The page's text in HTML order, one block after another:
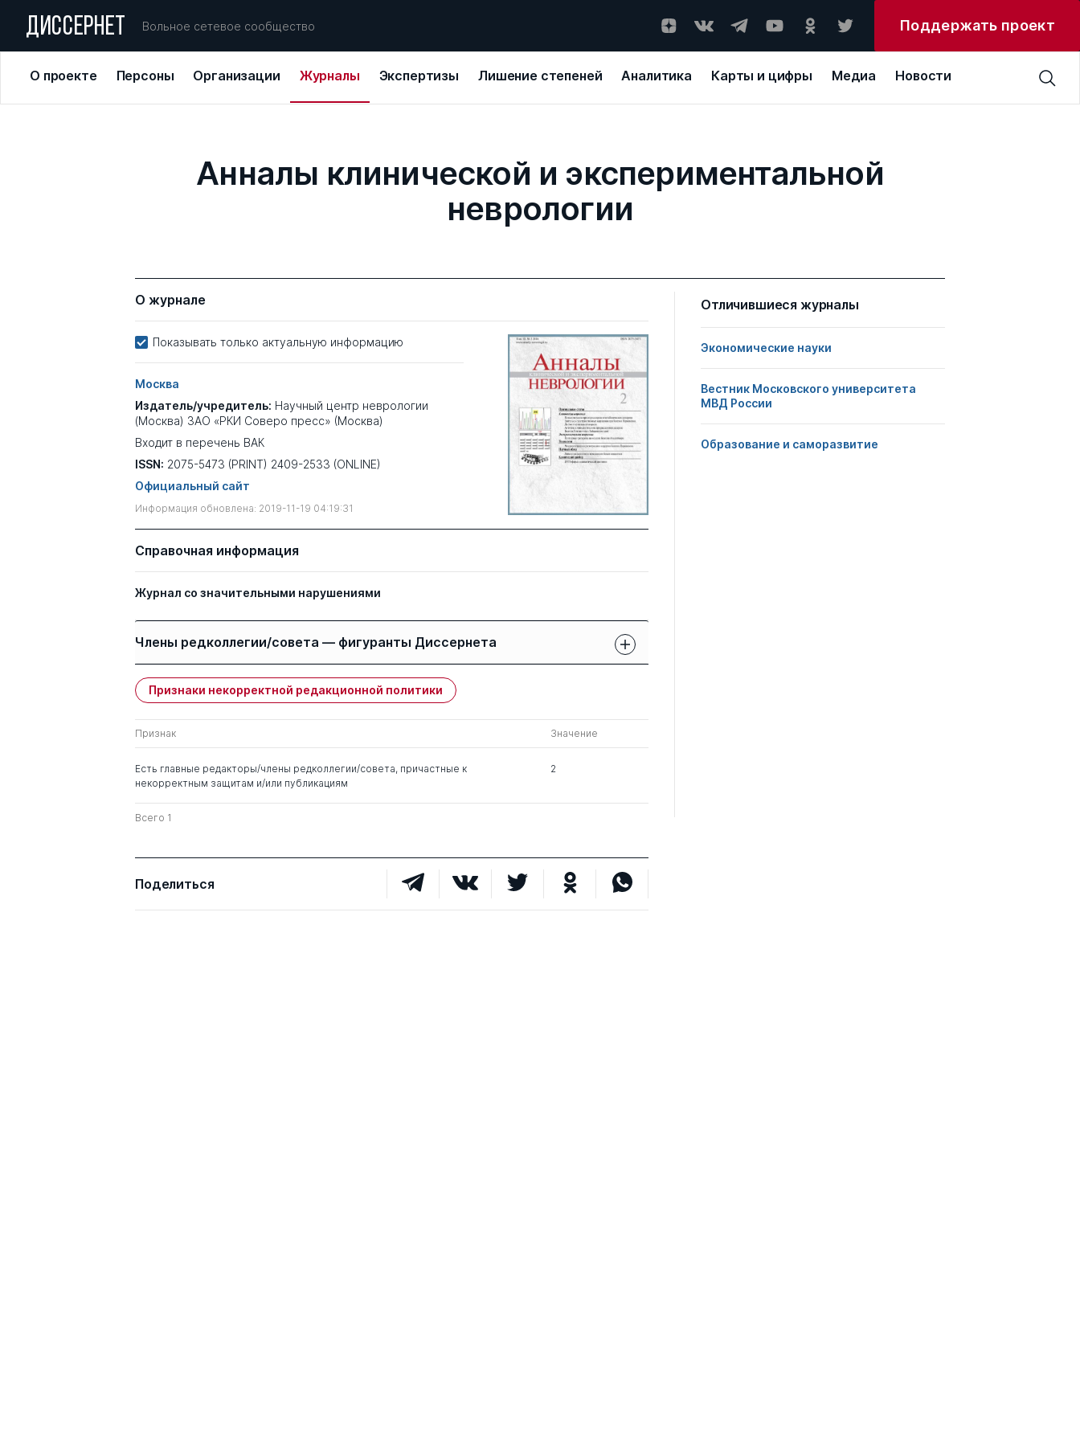
ДИССЕРНЕТ Вольное сетевое сообщество Поддержать проект
О проекте Персоны Организации Журналы Экспертизы Лишение степеней Аналитика Карты и цифры Медиа Новости
Анналы клинической и экспериментальной
неврологии
О журнале
Показывать только актуальную информацию
Москва
Издатель/учредитель: Научный центр неврологии
(Москва) ЗАО «РКИ Соверо пресс» (Москва)
Входит в перечень ВАК
ISSN: 2075-5473 (PRINT) 2409-2533 (ONLINE)
Официальный сайт
Информация обновлена: 2019-11-19 04:19:31
Справочная информация
Журнал со значительными нарушениями
Члены редколлегии/совета — фигуранты Диссернета
Имя Степень
Защиты членов РК:
свои
чужие
Скоромец Александр
Анисимович
0
Кадыков Альберт
Серафимович
Признаки некорректной редакционной политики
Признак Значение
Есть главные редакторы/члены редколлегии/совета, причастные к
некорректным защитам и/или публикациям
2
Всего 1
Поделиться
Отличившиеся журналы
Экономические науки
Вестник Московского университета
МВД России
Образование и саморазвитие